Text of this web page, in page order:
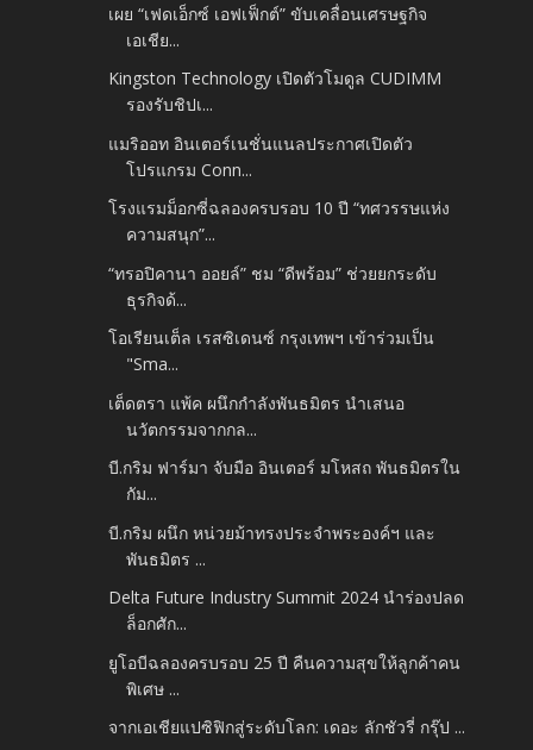
เผย “เฟดเอ็กซ์ เอฟเฟ็กต์” ขับเคลื่อนเศรษฐกิจ
เอเชีย...
Kingston Technology เปิดตัวโมดูล CUDIMM
รองรับชิปเ...
แมริออท อินเตอร์เนชั่นแนลประกาศเปิดตัว
โปรแกรม Conn...
โรงแรมม็อกซี่ฉลองครบรอบ 10 ปี “ทศวรรษแห่ง
ความสนุก”...
“ทรอปิคานา ออยล์” ชม “ดีพร้อม” ช่วยยกระดับ
ธุรกิจด้...
โอเรียนเต็ล เรสซิเดนซ์ กรุงเทพฯ เข้าร่วมเป็น
"Sma...
เต็ดตรา แพ้ค ผนึกกำลังพันธมิตร นำเสนอ
นวัตกรรมจากกล...
บี.กริม ฟาร์มา จับมือ อินเตอร์ มโหสถ พันธมิตรใน
กัม...
บี.กริม ผนึก หน่วยม้าทรงประจำพระองค์ฯ และ
พันธมิตร ...
Delta Future Industry Summit 2024 นำร่องปลด
ล็อกศัก...
ยูโอบีฉลองครบรอบ 25 ปี คืนความสุขให้ลูกค้าคน
พิเศษ ...
จากเอเชียแปซิฟิกสู่ระดับโลก: เดอะ ลักชัวรี่ กรุ๊ป ...